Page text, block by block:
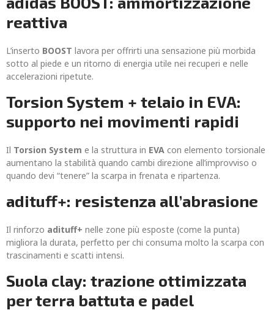
reattiva
L’inserto BOOST lavora per offrirti una sensazione più morbida
sotto al piede e un ritorno di energia utile nei recuperi e nelle
accelerazioni ripetute.
Torsion System + telaio in EVA:
supporto nei movimenti rapidi
Il Torsion System e la struttura in EVA con elemento torsionale
aumentano la stabilità quando cambi direzione all’improvviso o
quando devi “tenere” la scarpa in frenata e ripartenza.
adituff+: resistenza all’abrasione
Il rinforzo adituff+ nelle zone più esposte (come la punta)
migliora la durata, perfetto per chi consuma molto la scarpa con
trascinamenti e scatti intensi.
Suola clay: trazione ottimizzata
per terra battuta e padel